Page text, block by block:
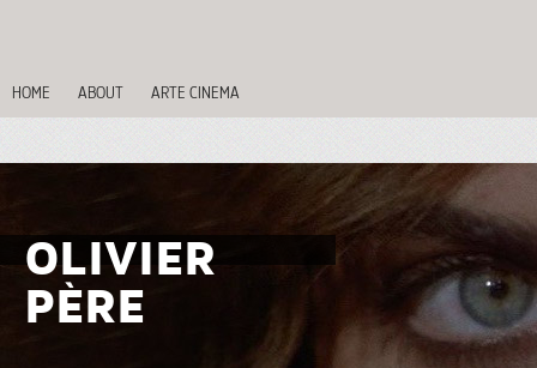
HOME ABOUT ARTE CINEMA
OLIVIER
PÈRE